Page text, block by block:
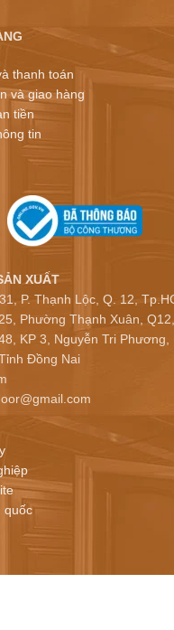
thanh toán
và giao hàng
tiền
tin
XUẤT
P. Thạnh Lộc, Q. 12,
Phường Thạnh Xuân, Q12,
KP 3, Nguyễn Tri Phương,
Đồng Nai
quốc